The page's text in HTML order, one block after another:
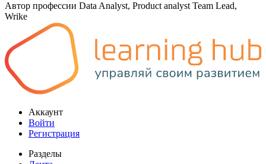
Автор профессии Data Analyst, Product analyst Team Lead,
Wrike
Аккаунт
Войти
Регистрация
Разделы